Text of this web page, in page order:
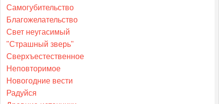
Самогубительство
Благожелательство
Свет неугасимый
"Страшный зверь"
Сверхъестественное
Неповторимое
Новогодние вести
Радуйся